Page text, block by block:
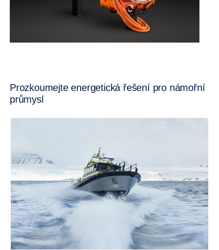
Prozkoumejte energetická řešení pro námořní
průmysl